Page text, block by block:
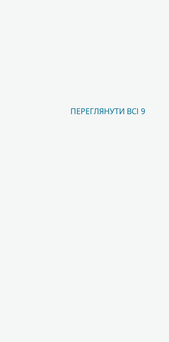
ПЕРЕГЛЯНУТИ ВСІ 9